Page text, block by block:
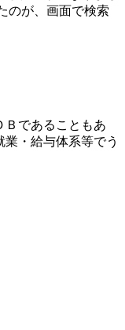
のが、画面で検索
Ｂであることもあ
・給与体系等でう